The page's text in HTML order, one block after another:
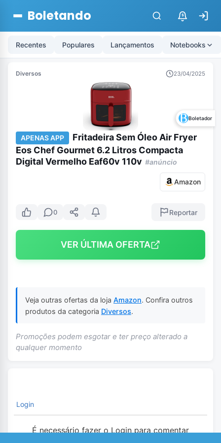
Boletando $
Recentes Populares Lançamentos Notebooks
Diversos 23/04/2025
Boletador
APENAS APP
Fritadeira Sem Óleo Air Fryer
Eos Chef Gourmet 6.2 Litros Compacta
Digital Vermelho Eaf60v 110v #anúncio
Amazon
0 Reportar
VER ÚLTIMA OFERTA
Veja outras ofertas da loja Amazon. Confira outros
produtos da categoria Diversos.
Promoções podem esgotar e ter preço alterado a
qualquer momento
Login
É necessário fazer o Login para comentar